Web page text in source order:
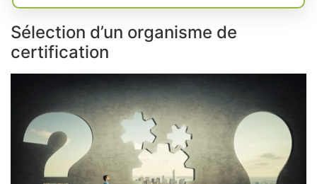
Sélection d’un organisme de
certification